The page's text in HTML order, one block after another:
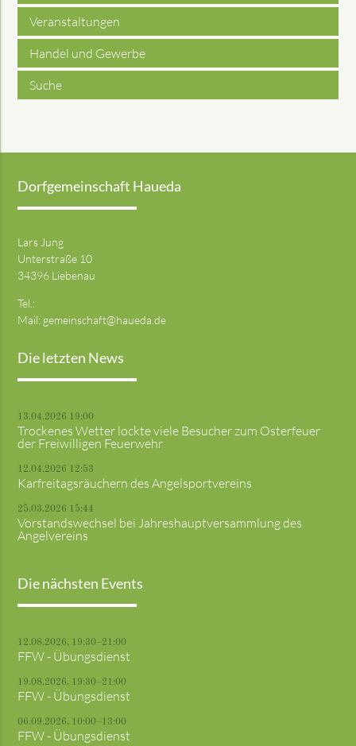
Veranstaltungen
Handel und Gewerbe
Suche
Dorfgemeinschaft Haueda
Lars Jung
Unterstraße 10
34396 Liebenau
Tel.:
Mail: gemeinschaft@haueda.de
Die letzten News
13.04.2026 19:00
Trockenes Wetter lockte viele Besucher zum Osterfeuer
der Freiwilligen Feuerwehr
12.04.2026 12:53
Karfreitagsräuchern des Angelsportvereins
25.03.2026 15:44
Vorstandswechsel bei Jahreshauptversammlung des
Angelvereins
Die nächsten Events
12.08.2026, 19:30–21:00
FFW - Übungsdienst
19.08.2026, 19:30–21:00
FFW - Übungsdienst
06.09.2026, 10:00–13:00
FFW - Übungsdienst